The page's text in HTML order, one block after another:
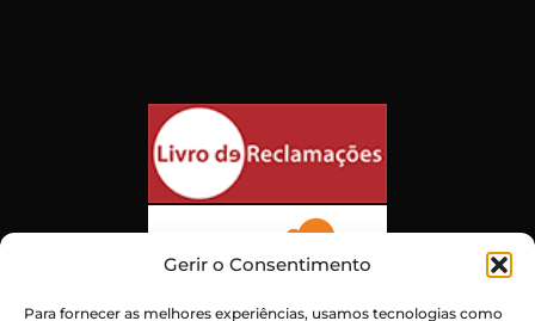
Gerir o Consentimento
Para fornecer as melhores experiências, usamos tecnologias como